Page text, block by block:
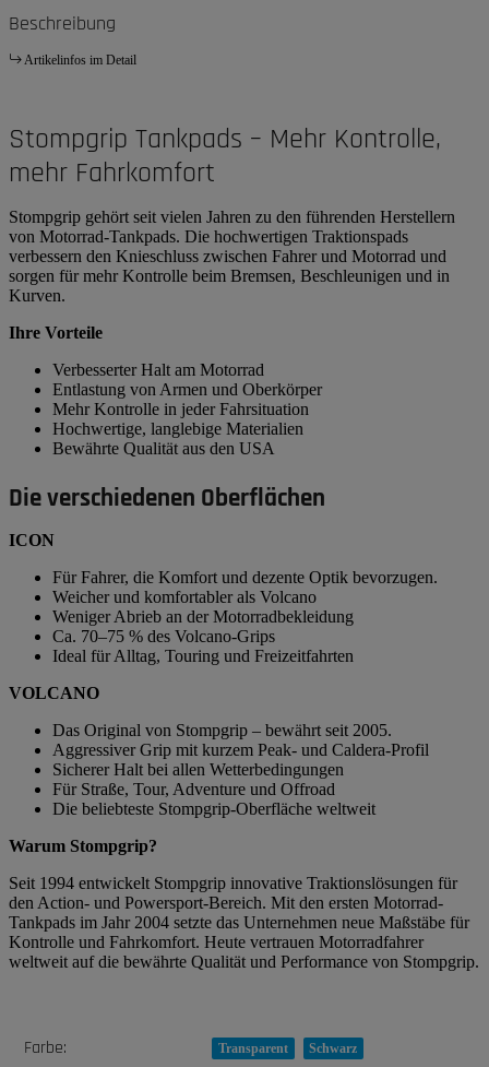
Beschreibung
Artikelinfos im Detail
Stompgrip Tankpads – Mehr Kontrolle,
mehr Fahrkomfort
Stompgrip gehört seit vielen Jahren zu den führenden Herstellern
von Motorrad-Tankpads. Die hochwertigen Traktionspads
verbessern den Knieschluss zwischen Fahrer und Motorrad und
sorgen für mehr Kontrolle beim Bremsen, Beschleunigen und in
Kurven.
Ihre Vorteile
Verbesserter Halt am Motorrad
Entlastung von Armen und Oberkörper
Mehr Kontrolle in jeder Fahrsituation
Hochwertige, langlebige Materialien
Bewährte Qualität aus den USA
Die verschiedenen Oberflächen
ICON
Für Fahrer, die Komfort und dezente Optik bevorzugen.
Weicher und komfortabler als Volcano
Weniger Abrieb an der Motorradbekleidung
Ca. 70–75 % des Volcano-Grips
Ideal für Alltag, Touring und Freizeitfahrten
VOLCANO
Das Original von Stompgrip – bewährt seit 2005.
Aggressiver Grip mit kurzem Peak- und Caldera-Profil
Sicherer Halt bei allen Wetterbedingungen
Für Straße, Tour, Adventure und Offroad
Die beliebteste Stompgrip-Oberfläche weltweit
Warum Stompgrip?
Seit 1994 entwickelt Stompgrip innovative Traktionslösungen für
den Action- und Powersport-Bereich. Mit den ersten Motorrad-
Tankpads im Jahr 2004 setzte das Unternehmen neue Maßstäbe für
Kontrolle und Fahrkomfort. Heute vertrauen Motorradfahrer
weltweit auf die bewährte Qualität und Performance von Stompgrip.
Produkteigenschaft
Wert
Farbe: Transparent Schwarz